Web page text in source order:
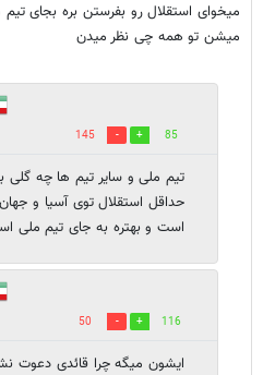
میخوای استقلال رو بفرستن بره بجای
میشن تو همه چی نظر میدن
85
145
تیم ملی و سایر تیم ها چه
است و بهتره به جای تیم ملی
116
50
ایشون میگه چرا قائدی دعوت